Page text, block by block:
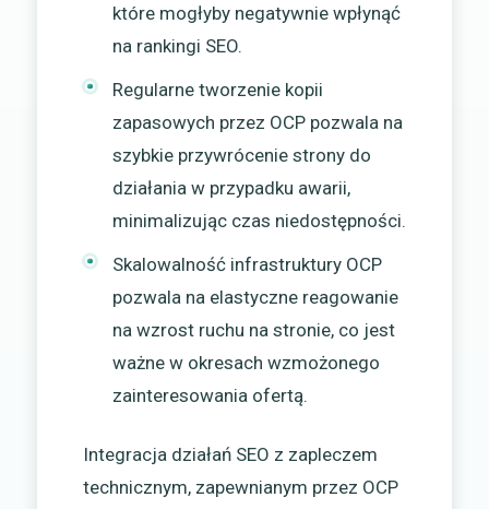
które mogłyby negatywnie wpłynąć
na rankingi SEO.
Regularne tworzenie kopii
zapasowych przez OCP pozwala na
szybkie przywrócenie strony do
działania w przypadku awarii,
minimalizując czas niedostępności.
Skalowalność infrastruktury OCP
pozwala na elastyczne reagowanie
na wzrost ruchu na stronie, co jest
ważne w okresach wzmożonego
zainteresowania ofertą.
Integracja działań SEO z zapleczem
technicznym, zapewnianym przez OCP